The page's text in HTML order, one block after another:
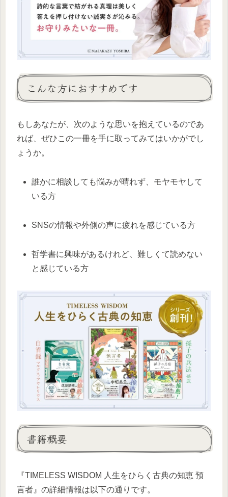
こんな方におすすめです
もしあなたが、次のような思いを抱えているのであ
れば、ぜひこの一冊を手に取ってみてはいかがでし
ょうか。
誰かに相談しても悩みが晴れず、モヤモヤして
いる方
SNSの情報や外側の声に疲れを感じている方
哲学書に興味があるけれど、難しくて読めない
と感じている方
書籍概要
『TIMELESS WISDOM 人生をひらく古典の知恵 預
言者』の詳細情報は以下の通りです。